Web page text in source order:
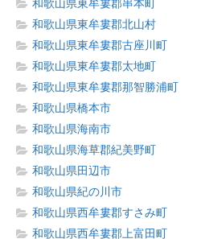
和歌山県東牟婁郡串本町
和歌山県東牟婁郡北山村
和歌山県東牟婁郡古座川町
和歌山県東牟婁郡太地町
和歌山県東牟婁郡那智勝浦町
和歌山県橋本市
和歌山県海南市
和歌山県海草郡紀美野町
和歌山県田辺市
和歌山県紀の川市
和歌山県西牟婁郡すさみ町
和歌山県西牟婁郡上富田町